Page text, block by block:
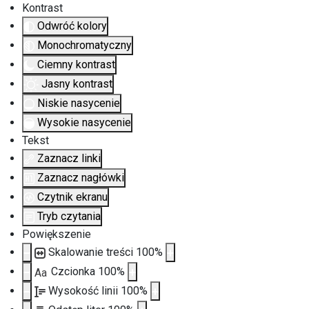
Kontrast
Odwróć kolory
Monochromatyczny
Ciemny kontrast
Jasny kontrast
Niskie nasycenie
Wysokie nasycenie
Tekst
Zaznacz linki
Zaznacz nagłówki
Czytnik ekranu
Tryb czytania
Powiększenie
Skalowanie treści 100%
Aa Czcionka 100%
Wysokość linii 100%